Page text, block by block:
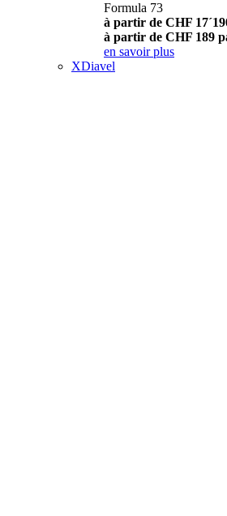
Formula 73
à partir de CHF
à partir de CHF 189
en savoir plus
XDiavel